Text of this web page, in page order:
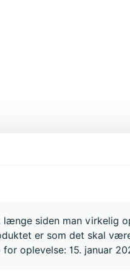
siden man virkelig
er som det skal
oplevelse: 15. januar